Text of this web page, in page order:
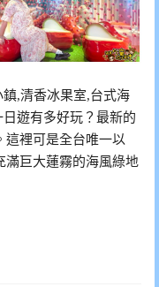
,清香冰果室,台式海
遊有多好玩？最新的
這裡可是全台唯一以
滿巨大蓮霧的海風綠地